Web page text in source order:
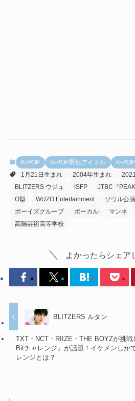
K-POP K-POP男性アイドル
K-
1月21日生まれ
2004年生まれ
BLITZERS ウジュ
ISFP JTBC『
O型
WUZO Entertainment
ソウル公
ボーイズグループ
ボーカル マンネ
高陽芸術高等学校
よかったらシェア
BLITZERS ルタン
TXT・NCT・RIIZE・THE BOYZが挑戦
Bitチャレンジ』が話題！イケメンしか
レンジとは？